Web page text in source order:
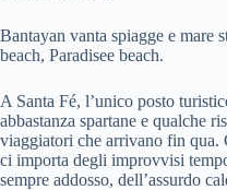
Bantayan vanta spiagge e mare
beach, Paradisee beach.
A Santa Fé, l’unico posto
abbastanza spartane e qualche
viaggiatori che arrivano fin qua.
ci importa degli improvvisi
sempre addosso, dell’assurdo